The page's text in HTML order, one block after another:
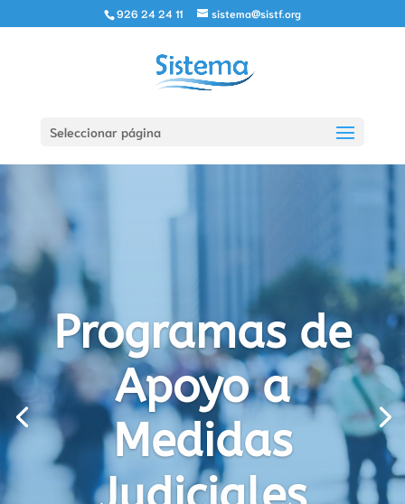
926 24 24 11 sistema@sistf.org
Seleccionar página
Programas de
Apoyo a
Medidas